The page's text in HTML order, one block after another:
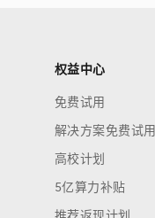
权益中心
免费试用
解决方案免费试用
高校计划
5亿算力补贴